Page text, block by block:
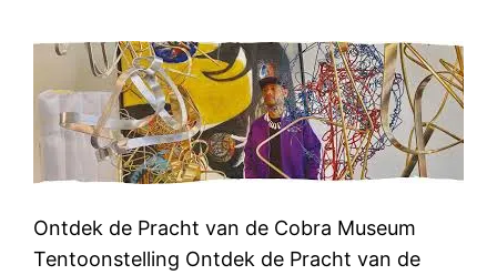
Ontdek de Pracht van de Cobra Museum
Tentoonstelling Ontdek de Pracht van de